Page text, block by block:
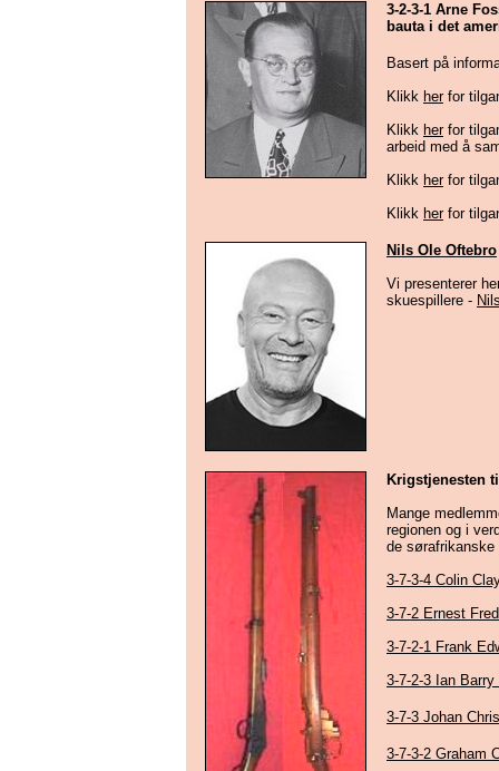
3-2-3-1 Arne
bauta i det
Basert på
Klikk herfor
Klikk herfor
arbeid med å
Klikk herfor
Klikk herfor
Nils Ole Oftebro
Vi presenterer
skuespillere -
Krigstjenesten
Mange
regionen og i
de sørafrikanske
3-7-3-4 Colin
3-7-2 Ernest
3-7-2-1 Frank
3-7-2-3 Ian Barry
3-7-3 Johan
3-7-3-2 Graham